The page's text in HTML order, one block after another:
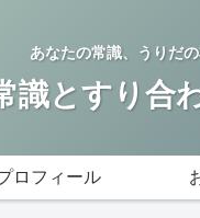
あなたの常識、うりだ
識とすり合
ロフィール